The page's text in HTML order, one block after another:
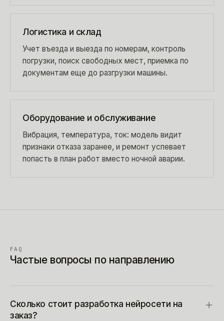
Логистика и склад
Учет въезда и выезда по номерам, контроль
погрузки, поиск свободных мест, приемка по
документам еще до разгрузки машины.
Оборудование и обслуживание
Вибрация, температура, ток: модель видит
признаки отказа заранее, и ремонт успевает
попасть в план работ вместо ночной аварии.
FAQ
Частые вопросы по направлению
Сколько стоит разработка нейросети на
заказ?